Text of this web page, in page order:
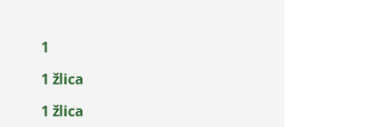
1
1 žlica
1 žlica